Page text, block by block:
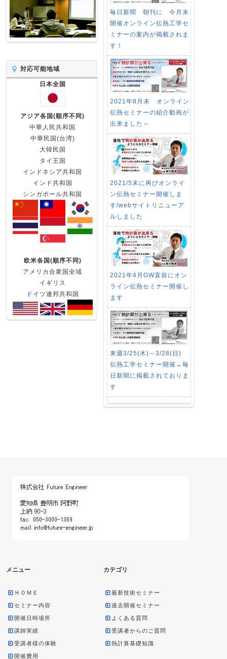
毎日新聞 朝刊に 今月末
開催オンライン伝熱工学セ
ミナーの案内が掲載されま
す！
2021年8月末 オンライン
伝熱セミナーの紹介動画が
出来ました～
2021/5末に再びオンライ
ン伝熱セミナー開催しま
す/webサイトリニューア
ルしました
2021年4月GW直前にオン
ライン伝熱セミナー開催し
ます
来週3/25(木)～3/28(日)
伝熱工学セミナー開催→毎
日新聞に掲載されておりま
す
対応可能地域
日本全国
アジア各国(順序不同)
中華人民共和国
中華民国(台湾)
大韓民国
タイ王国
インドネシア共和国
インド共和国
シンガポール共和国
欧米各国(順序不同)
アメリカ合衆国全域
イギリス
ドイツ連邦共和国
メニュー
ＨＯＭＥ
セミナー内容
開催日時場所
講師実績
受講者様の体験
開催費用
カテゴリ
最新技術セミナー
過去開催セミナー
よくある質問
受講者からのご質問
熱計算基礎知識